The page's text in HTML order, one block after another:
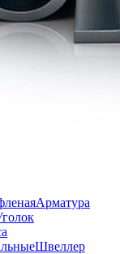
Арматура
Швеллер